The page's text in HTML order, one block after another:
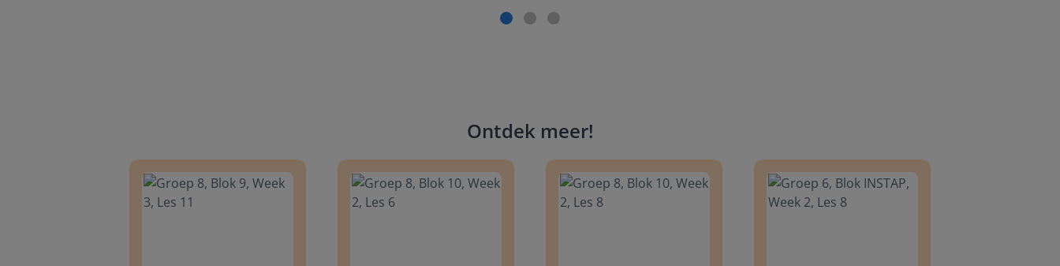
Ontdek meer!